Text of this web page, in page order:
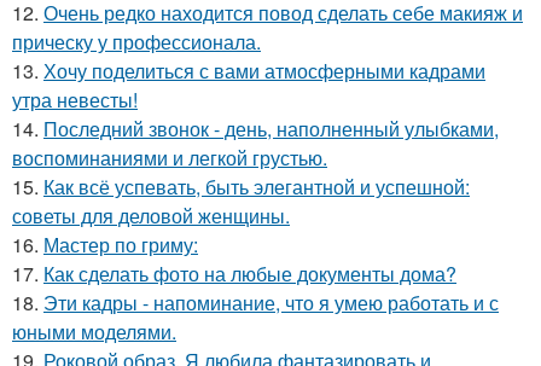
12. Очень редко находится повод сделать себе макияж и
прическу у профессионала.
13. Хочу поделиться с вами атмосферными кадрами
утра невесты!
14. Последний звонок - день, наполненный улыбками,
воспоминаниями и легкой грустью.
15. Как всё успевать, быть элегантной и успешной:
советы для деловой женщины.
16. Мастер по гриму:
17. Как сделать фото на любые документы дома?
18. Эти кадры - напоминание, что я умею работать и с
юными моделями.